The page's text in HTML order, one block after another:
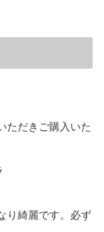
ただきご購入いた
り綺麗です。必ず